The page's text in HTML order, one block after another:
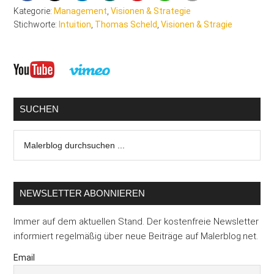
Kategorie: Management ,Visionen & Strategie
Stichworte: Intuition Thomas Scheld ,Visionen & Stragie
Seitenspalte
SUCHEN
durchsuchen
NEWSLETTER ABONNIEREN
Immer auf dem aktuellen Stand. Der kostenfreie Newsletter
informiert regelmäßig über neue Beiträge auf Malerblog.net.
Email